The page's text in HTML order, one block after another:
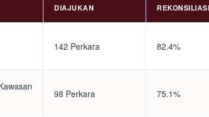
DIAJUKAN
142 Perkara 82.4%
98 Perkara 75.1%